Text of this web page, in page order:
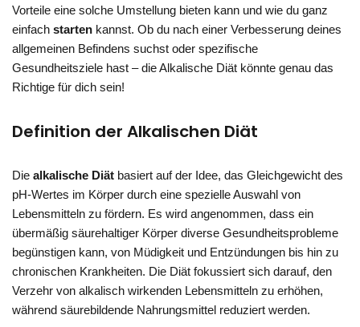
Vorteile eine solche Umstellung bieten kann und wie du ganz
einfach starten kannst. Ob du nach einer Verbesserung deines
allgemeinen Befindens suchst oder spezifische
Gesundheitsziele hast – die Alkalische Diät könnte genau das
Richtige für dich sein!
Definition der Alkalischen Diät
Die alkalische Diät basiert auf der Idee, das Gleichgewicht des
pH-Wertes im Körper durch eine spezielle Auswahl von
Lebensmitteln zu fördern. Es wird angenommen, dass ein
übermäßig säurehaltiger Körper diverse Gesundheitsprobleme
begünstigen kann, von Müdigkeit und Entzündungen bis hin zu
chronischen Krankheiten. Die Diät fokussiert sich darauf, den
Verzehr von alkalisch wirkenden Lebensmitteln zu erhöhen,
während säurebildende Nahrungsmittel reduziert werden.